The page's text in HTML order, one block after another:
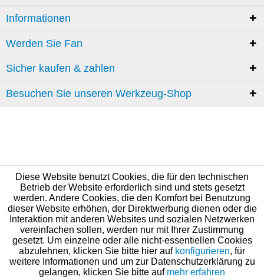
Informationen
Werden Sie Fan
Sicher kaufen & zahlen
Besuchen Sie unseren Werkzeug-Shop
Diese Website benutzt Cookies, die für den technischen
Betrieb der Website erforderlich sind und stets gesetzt
werden. Andere Cookies, die den Komfort bei Benutzung
dieser Website erhöhen, der Direktwerbung dienen oder die
Interaktion mit anderen Websites und sozialen Netzwerken
vereinfachen sollen, werden nur mit Ihrer Zustimmung
gesetzt. Um einzelne oder alle nicht-essentiellen Cookies
abzulehnen, klicken Sie bitte hier auf konfigurieren, für
weitere Informationen und um zur Datenschutzerklärung zu
gelangen, klicken Sie bitte auf mehr erfahren